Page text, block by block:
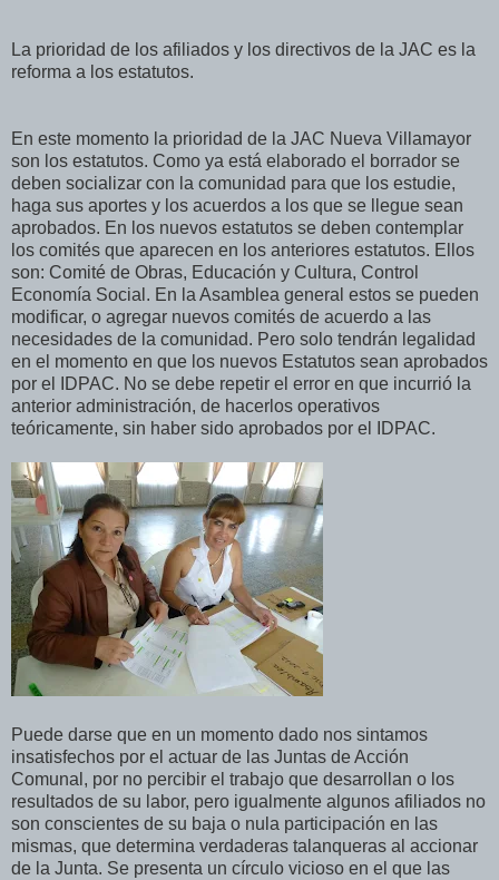
La prioridad de los afiliados y los directivos de la JAC es la
reforma a los estatutos.
En este momento la prioridad de la JAC Nueva Villamayor
son los estatutos. Como ya está elaborado el borrador se
deben socializar con la comunidad para que los estudie,
haga sus aportes y los acuerdos a los que se llegue sean
aprobados. En los nuevos estatutos se deben contemplar
los comités que aparecen en los anteriores estatutos. Ellos
son: Comité de Obras, Educación y Cultura, Control
Economía Social. En la Asamblea general estos se pueden
modificar, o agregar nuevos comités de acuerdo a las
necesidades de la comunidad. Pero solo tendrán legalidad
en el momento en que los nuevos Estatutos sean aprobados
por el IDPAC. No se debe repetir el error en que incurrió la
anterior administración, de hacerlos operativos
teóricamente, sin haber sido aprobados por el IDPAC.
Puede darse que en un momento dado nos sintamos
insatisfechos por el actuar de las Juntas de Acción
Comunal, por no percibir el trabajo que desarrollan o los
resultados de su labor, pero igualmente algunos afiliados no
son conscientes de su baja o nula participación en las
mismas, que determina verdaderas talanqueras al accionar
de la Junta. Se presenta un círculo vicioso en el que las